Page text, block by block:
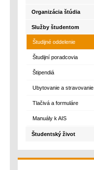
Organizácia štúdia
Služby študentom
Študijné oddelenie
Študijní poradcovia
Štipendiá
Ubytovanie a stravovanie
Tlačivá a formuláre
Manuály k AIS
Študentský život